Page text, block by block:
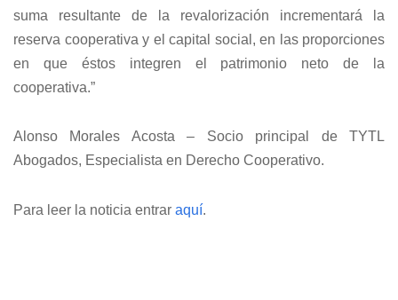
suma resultante de la revalorización incrementará la
reserva cooperativa y el capital social, en las proporciones
en que éstos integren el patrimonio neto de la
cooperativa.”
Alonso Morales Acosta – Socio principal de TYTL
Abogados, Especialista en Derecho Cooperativo.
Para leer la noticia entrar aquí.